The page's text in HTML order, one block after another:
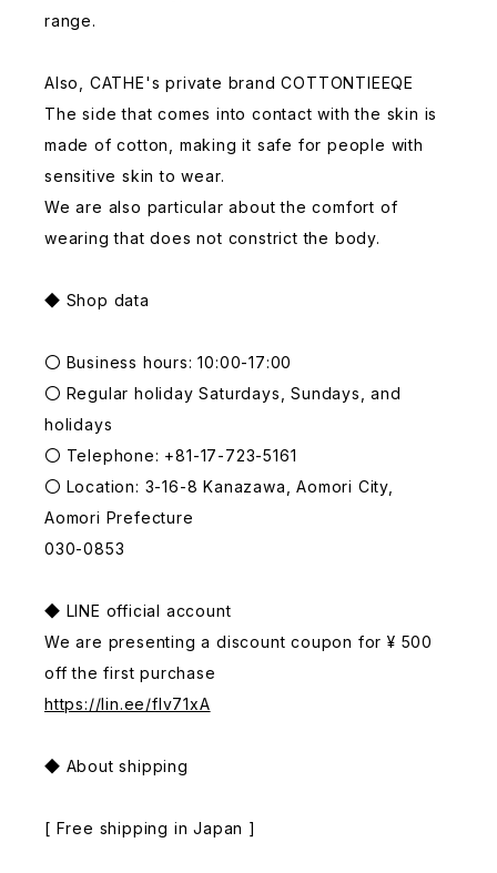
range.
Also, CATHE's private brand COTTONTIEEQE
The side that comes into contact with the skin is
made of cotton, making it safe for people with
sensitive skin to wear.
We are also particular about the comfort of
wearing that does not constrict the body.
◆ Shop data
〇 Business hours: 10:00-17:00
〇 Regular holiday Saturdays, Sundays, and
holidays
〇 Telephone: +81-17-723-5161
〇 Location: 3-16-8 Kanazawa, Aomori City,
Aomori Prefecture
030-0853
◆ LINE official account
We are presenting a discount coupon for ¥ 500
off the first purchase
https://lin.ee/fIv71xA
◆ About shipping
[ Free shipping in Japan ]